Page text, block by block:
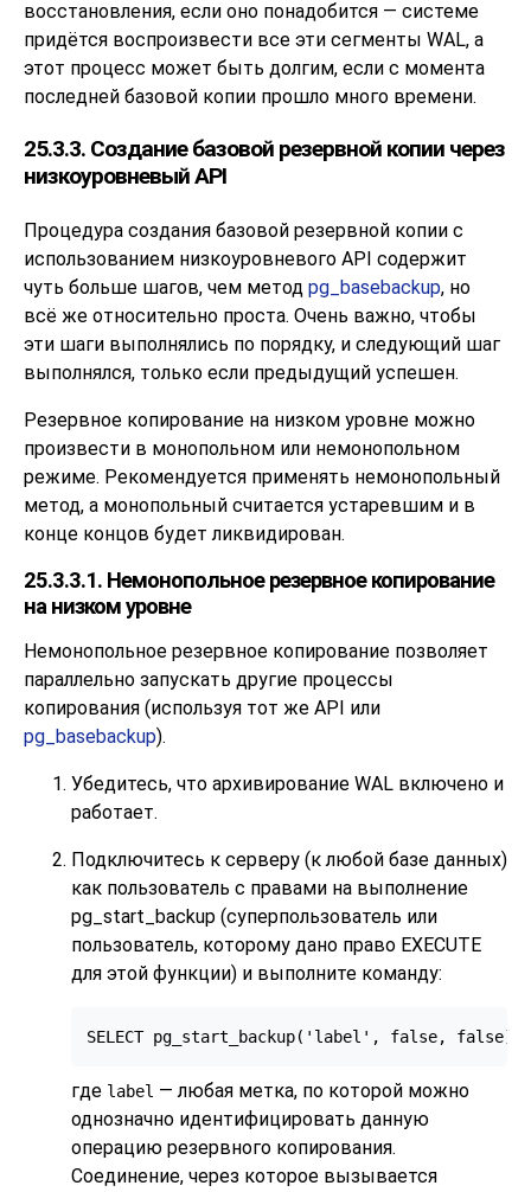
восстановления, если оно понадобится — системе
придётся воспроизвести все эти сегменты WAL, а
этот процесс может быть долгим, если с момента
последней базовой копии прошло много времени.
25.3.3. Создание базовой резервной копии через
низкоуровневый API
Процедура создания базовой резервной копии с
использованием низкоуровневого API содержит
чуть больше шагов, чем метод pg_basebackup, но
всё же относительно проста. Очень важно, чтобы
эти шаги выполнялись по порядку, и следующий шаг
выполнялся, только если предыдущий успешен.
Резервное копирование на низком уровне можно
произвести в монопольном или немонопольном
режиме. Рекомендуется применять немонопольный
метод, а монопольный считается устаревшим и в
конце концов будет ликвидирован.
25.3.3.1. Немонопольное резервное копирование
на низком уровне
Немонопольное резервное копирование позволяет
параллельно запускать другие процессы
копирования (используя тот же API или
pg_basebackup).
Убедитесь, что архивирование WAL включено и
работает.
Подключитесь к серверу (к любой базе данных)
как пользователь с правами на выполнение
pg_start_backup (суперпользователь или
пользователь, которому дано право EXECUTE
для этой функции) и выполните команду:
SELECT pg_start_backup('label', false, false);
где label — любая метка, по которой можно
однозначно идентифицировать данную
операцию резервного копирования.
Соединение, через которое вызывается